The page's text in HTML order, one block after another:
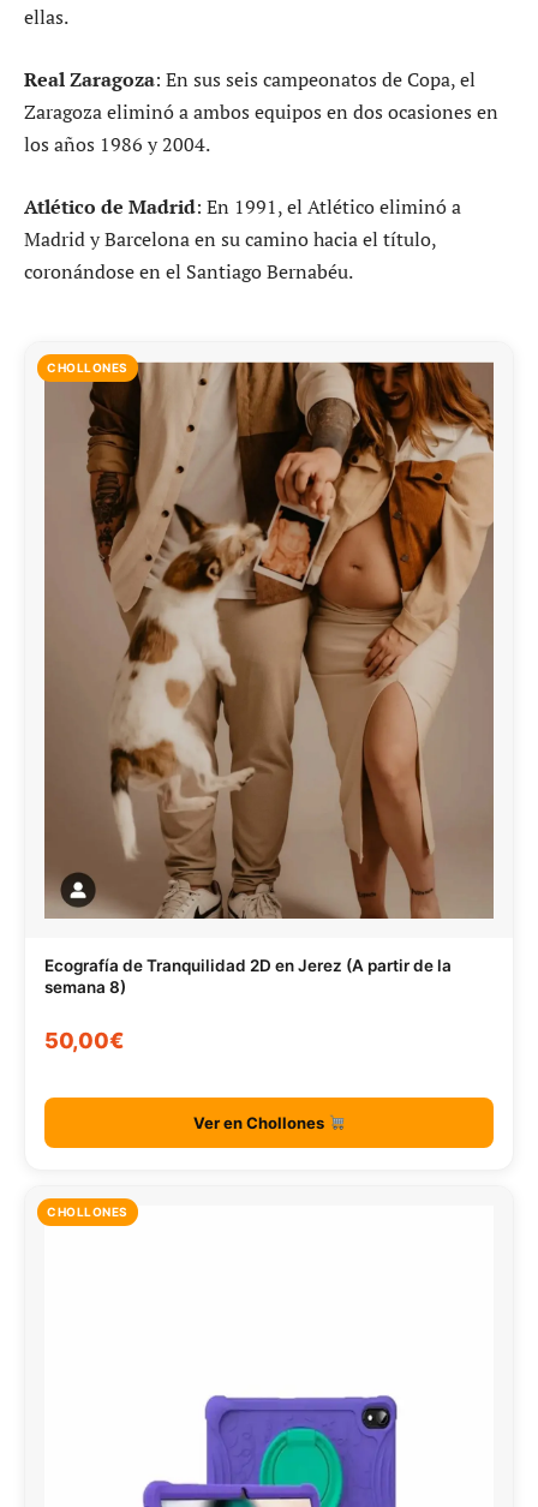
ellas.
Real Zaragoza: En sus seis campeonatos de Copa, el
Zaragoza eliminó a ambos equipos en dos ocasiones en
los años 1986 y 2004.
Atlético de Madrid: En 1991, el Atlético eliminó a
Madrid y Barcelona en su camino hacia el título,
coronándose en el Santiago Bernabéu.
CHOLLONES
Ecografía de Tranquilidad 2D en Jerez (A partir de la
semana 8)
50,00€
Ver en Chollones
CHOLLONES